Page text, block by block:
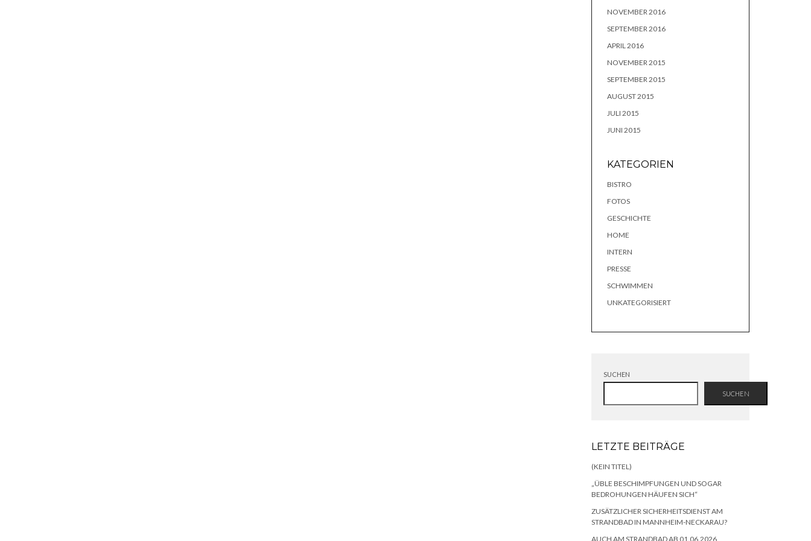
NOVEMBER 2016
SEPTEMBER 2016
APRIL 2016
NOVEMBER 2015
SEPTEMBER 2015
AUGUST 2015
JULI 2015
JUNI 2015
KATEGORIEN
BISTRO
FOTOS
GESCHICHTE
HOME
INTERN
PRESSE
SCHWIMMEN
UNKATEGORISIERT
SUCHEN
SUCHEN
LETZTE BEITRÄGE
(KEIN TITEL)
„ÜBLE BESCHIMPFUNGEN UND SOGAR
BEDROHUNGEN HÄUFEN SICH“
ZUSÄTZLICHER SICHERHEITSDIENST AM
STRANDBAD IN MANNHEIM-NECKARAU?
AUCH AM STRANDBAD AB 01.06.2026